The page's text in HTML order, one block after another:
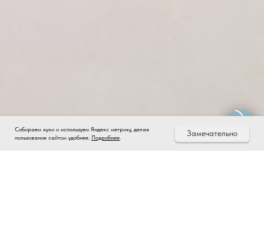
Собираем куки и используем Яндекс метрику, делая
пользование сайтом удобнее. Подробнее Замечательно